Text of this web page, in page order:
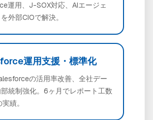
運用、J-SOX対応、AIエージェ
外部CIOで解決。
運用支援・標準化
の活用率改善、全社デー
統制強化。6ヶ月でレポート工数
績。